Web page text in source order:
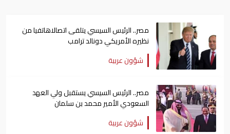
مصر.. الرئيس السيسي يتلقى اتصالاهاتفيا من
نظيره الأمريكي دونالد ترامب
شؤون عربية
مصر.. الرئيس السيسي يستقبل ولي العهد
السعودي الأمير محمد بن سلمان
شؤون عربية